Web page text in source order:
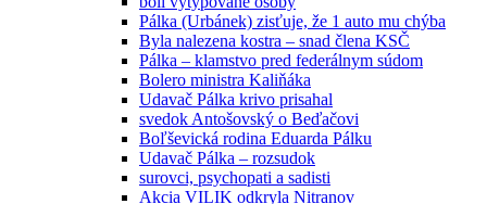
Pálka (Urbánek) zisťuje, že 1 auto mu chýba
Byla nalezena kostra – snad člena KSČ
Pálka – klamstvo pred federálnym súdom
Bolero ministra Kaliňáka
Udavač Pálka krivo prisahal
svedok Antošovský o Beďačovi
Boľševická rodina Eduarda Pálku
Udavač Pálka – rozsudok
surovci, psychopati a sadisti
Akcia VILIK odkryla Nitranov